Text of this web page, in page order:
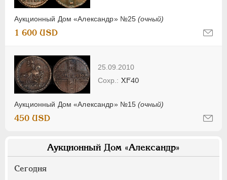
Аукционный Дом «Александр» №25(очный)
1 600 USD
25.09.2010
Аукционный Дом «Александр» №15(очный)
XF40
450 USD
Аукционный Дом «Александр»
Сегодня